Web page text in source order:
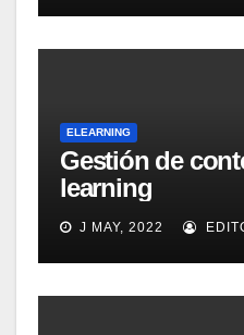
ELEARNING
Gestión de
learning
J MAY, 2022